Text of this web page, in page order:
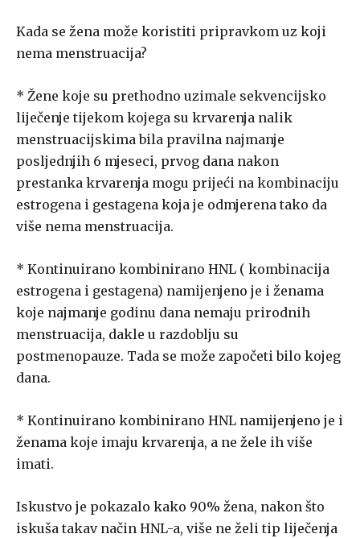
Kada se žena može koristiti pripravkom uz koji
nema menstruacija?
* Žene koje su prethodno uzimale sekvencijsko
liječenje tijekom kojega su krvarenja nalik
menstruacijskima bila pravilna najmanje
posljednjih 6 mjeseci, prvog dana nakon
prestanka krvarenja mogu prijeći na kombinaciju
estrogena i gestagena koja je odmjerena tako da
više nema menstruacija.
* Kontinuirano kombinirano HNL ( kombinacija
estrogena i gestagena) namijenjeno je i ženama
koje najmanje godinu dana nemaju prirodnih
menstruacija, dakle u razdoblju su
postmenopauze. Tada se može započeti bilo kojeg
dana.
* Kontinuirano kombinirano HNL namijenjeno je i
ženama koje imaju krvarenja, a ne žele ih više
imati.
Iskustvo je pokazalo kako 90% žena, nakon što
iskuša takav način HNL-a, više ne želi tip liječenja